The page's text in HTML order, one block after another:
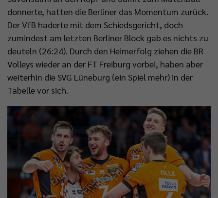
donnerte, hatten die Berliner das Momentum zurück.
Der VfB haderte mit dem Schiedsgericht, doch
zumindest am letzten Berliner Block gab es nichts zu
deuteln (26:24). Durch den Heimerfolg ziehen die BR
Volleys wieder an der FT Freiburg vorbei, haben aber
weiterhin die SVG Lüneburg (ein Spiel mehr) in der
Tabelle vor sich.